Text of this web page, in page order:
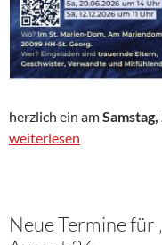
herzlich ein am
weiterlesen
Neue Termine für